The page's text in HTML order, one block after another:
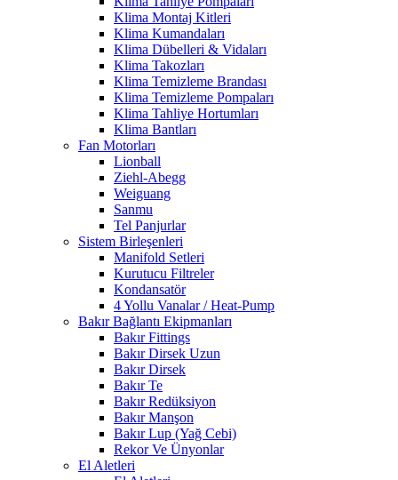
Klima Montaj Kitleri
Klima Kumandaları
Klima Dübelleri & Vidaları
Klima Takozları
Klima Temizleme Brandası
Klima Temizleme Pompaları
Klima Tahliye Hortumları
Klima Bantları
Fan Motorları
Lionball
Ziehl-Abegg
Weiguang
Sanmu
Tel Panjurlar
Sistem Birleşenleri
Manifold Setleri
Kurutucu Filtreler
Kondansatör
4 Yollu Vanalar / Heat-Pump
Bakır Bağlantı Ekipmanları
Bakır Fittings
Bakır Dirsek Uzun
Bakır Dirsek
Bakır Te
Bakır Redüksiyon
Bakır Manşon
Bakır Lup (Yağ Cebi)
Rekor Ve Ünyonlar
El Aletleri